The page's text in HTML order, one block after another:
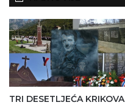
TRI DESETLJEĆA KRIKOVA